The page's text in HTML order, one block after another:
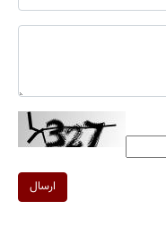
ارسال